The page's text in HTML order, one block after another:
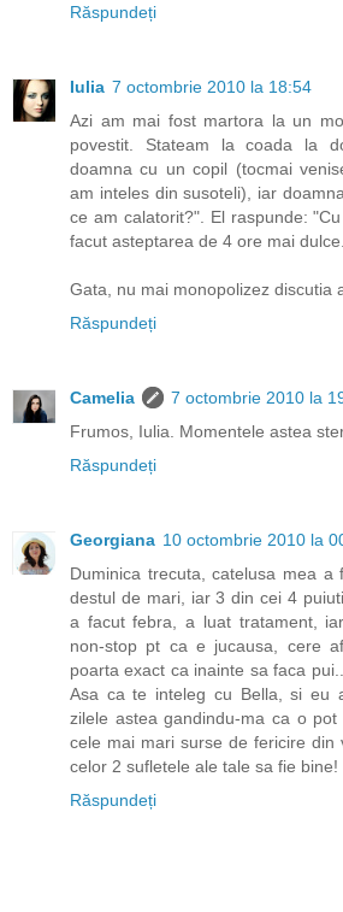
Răspundeți
Iulia 7 octombrie 2010 la 18:54
Azi am mai fost martora la un
povestit. Stateam la coada la
doamna cu un copil (tocmai
am inteles din susoteli), iar
ce am calatorit?". El raspunde:
facut asteptarea de 4 ore mai dulce.
Gata, nu mai monopolizez discutia
Răspundeți
Camelia
7 octombrie 2010 la
Frumos, Iulia. Momentele astea
Răspundeți
Georgiana 10 octombrie 2010 la
Duminica trecuta, catelusa mea
destul de mari, iar 3 din cei 4
a facut febra, a luat tratament,
non-stop pt ca e jucausa, cere
poarta exact ca inainte sa faca
Asa ca te inteleg cu Bella, si eu
zilele astea gandindu-ma ca o
cele mai mari surse de fericire din
celor 2 sufletele ale tale sa fie bine!
Răspundeți